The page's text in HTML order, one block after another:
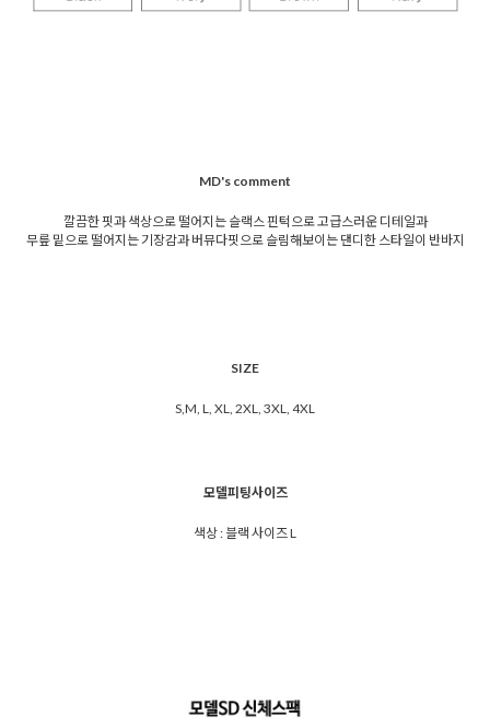
MD's comment
깔끔한 핏과 색상으로 떨어지는 슬랙스 핀턱으로 고급스러운 디테일과
무릎 밑으로 떨어지는 기장감과 버뮤다핏으로 슬림해보이는 댄디한 스타일이 반바지
SIZE
S,M, L, XL, 2XL, 3XL, 4XL
모델피팅사이즈
색상 : 블랙 사이즈 L